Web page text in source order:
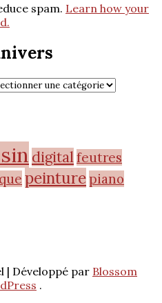
spam. Learn how your
digitalfeutres
peinturepiano
| Développé par Blossom
.